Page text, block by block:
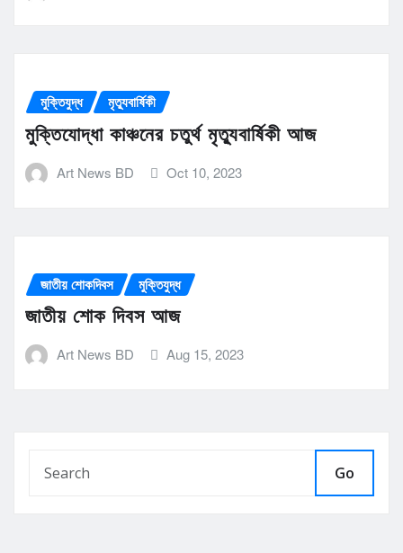
মুক্তিযুদ্ধ মৃত্যুবার্ষিকী
মুক্তিযোদ্ধা কাঞ্চনের চতুর্থ মৃত্যুবার্ষিকী আজ
Art News BD Oct 10, 2023
জাতীয় শোকদিবস মুক্তিযুদ্ধ
জাতীয় শোক দিবস আজ
Art News BD Aug 15, 2023
Go